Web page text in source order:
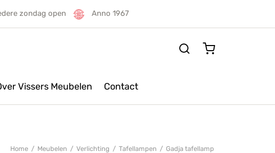
zondag open Anno 1967
Vissers Meubelen Contact
Home / Meubelen / Verlichting / Tafellampen / Gadja tafellamp